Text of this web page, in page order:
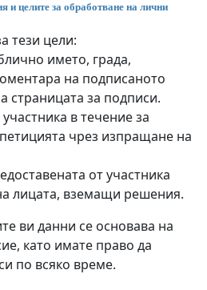
и целите за обработване на лични
тези цели:
името, града,
на подписаното
страницата за подписи.
в течение за
чрез изпращане на
от участника
лицата, вземащи решения.
ви данни се основава на
като имате право да
по всяко време.